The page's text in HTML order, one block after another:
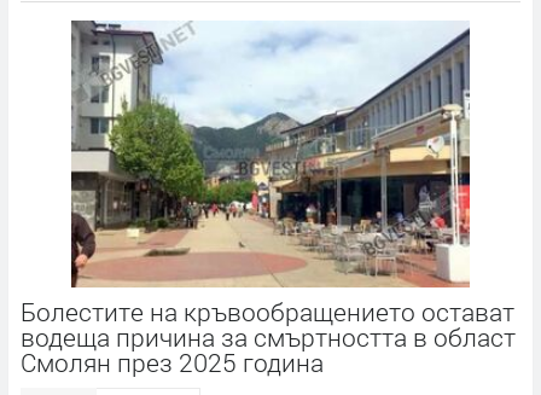
Болестите на кръвообращението остават
водеща причина за смъртността в област
Смолян през 2025 година